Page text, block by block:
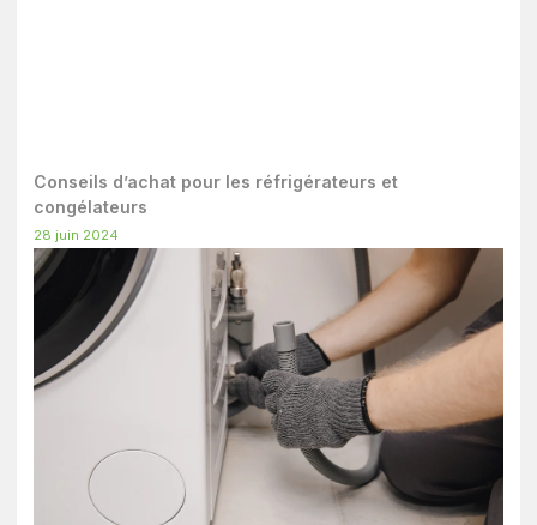
Conseils d’achat pour les réfrigérateurs et
congélateurs
28 juin 2024